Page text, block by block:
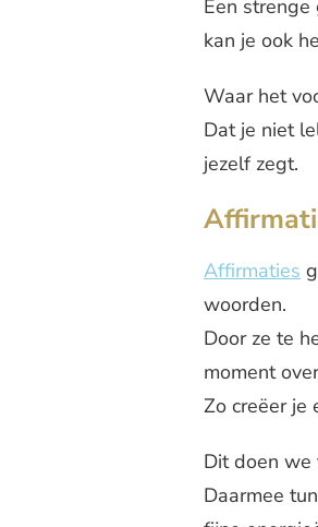
Een
kan je ook
Waar het
Dat je niet
jezelf zegt.
Affirmaties
woorden.
Door ze te
moment
Zo creëer je
Dit doen
Daarmee